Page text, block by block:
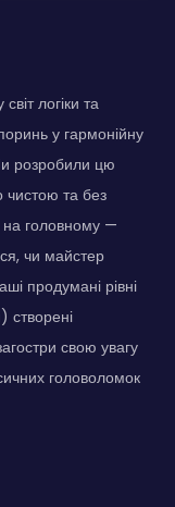
логіки та
у гармонійну
розробили цю
чистою та без
на головному —
чи майстер
продумані рівні
створені
свою увагу
головоломок